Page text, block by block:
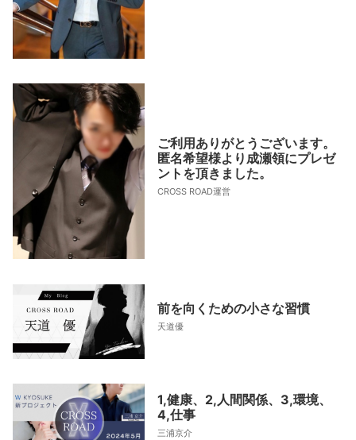
ご利用ありがとうございます。
匿名希望様より成瀬領にプレゼ
ントを頂きました。
CROSS ROAD運営
前を向くための小さな習慣
天道優
1,健康、2,人間関係、3,環境、
4,仕事
三浦京介